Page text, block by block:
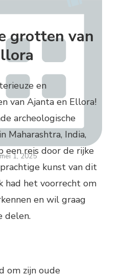
1, 2025
grotten van
en
van Ajanta en Ellora!
archeologische
Maharashtra, India,
een reis door de rijke
kunst van dit
had het voorrecht om
en wil graag
delen.
om zijn oude